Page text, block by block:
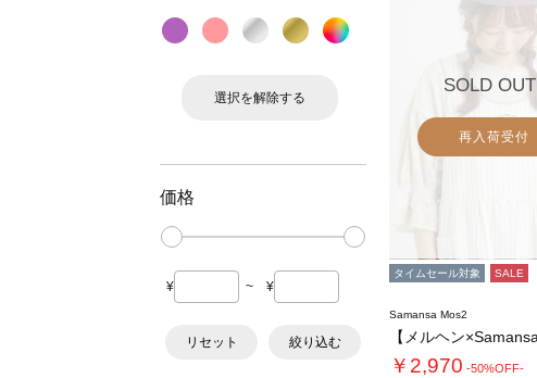
選択を解除する
価格
¥ ~ ¥
リセット 絞り込む
SOLD OUT
再入荷受付
タイムセール対象 SALE
Samansa Mos2
￥2,970 -50%OFF-